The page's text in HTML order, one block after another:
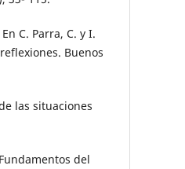
C. Parra, C. y I.
Buenos
las situaciones
del